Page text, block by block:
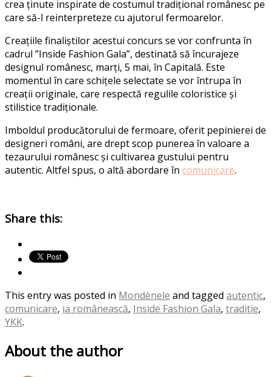
crea ținute inspirate de costumul tradițional românesc pe
care să-l reinterpreteze cu ajutorul fermoarelor.
Creațiile finaliștilor acestui concurs se vor confrunta în
cadrul ”Inside Fashion Gala”, destinată să încurajeze
designul românesc, marți, 5 mai, în Capitală. Este
momentul în care schițele selectate se vor întrupa în
creații originale, care respectă regulile coloristice și
stilistice tradiționale.
Imboldul producătorului de fermoare, oferit pepinierei de
designeri români, are drept scop punerea în valoare a
tezaurului românesc și cultivarea gustului pentru
autentic. Altfel spus, o altă abordare în comunicare.
Share this:
This entry was posted in Mondènele and tagged autentic,
comunicare, ia românească, Inside Fashion Gala, traditie,
YKK.
About the author